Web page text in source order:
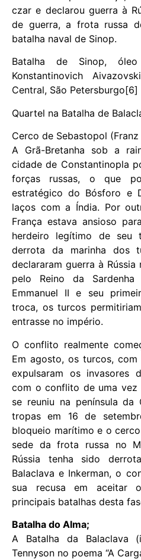
czar e declarou guerra à
de guerra, a frota russa
batalha naval de Sinop.
Batalha de Sinop,
Konstantinovich
Central, São Petersburgo[6]
Quartel na Batalha de
Cerco de Sebastopol (Franz
A Grã-Bretanha sob a
cidade de Constantinopla
forças russas, o que
estratégico do Bósforo e
laços com a Índia. Por
França estava ansioso
herdeiro legítimo de seu
derrota da marinha dos
declararam guerra à
pelo Reino da
Emmanuel II e seu
troca, os turcos
entrasse no império.
O conflito realmente
Em agosto, os turcos,
expulsaram os invasores
com o conflito de uma
se reuniu na península da
tropas em 16 de
bloqueio marítimo e o
sede da frota russa no
Rússia tenha sido
Balaclava e Inkerman, o
sua recusa em aceitar
principais batalhas desta
Batalha do Alma;
A Batalha da Balaclava
Tennyson no poema “A